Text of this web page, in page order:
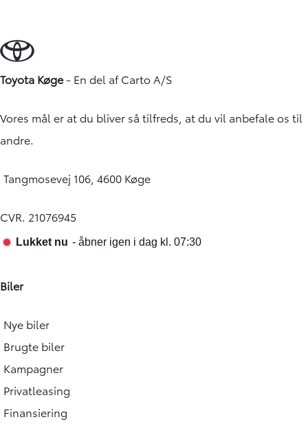
Toyota Køge- En del afCarto A/S
Vores mål er at du bliver så tilfreds, at du vil anbefale os til
andre.
Tangmosevej 106, 4600 Køge
CVR. 21076945
Biler
Nye biler
Brugte biler
Kampagner
Privatleasing
Finansiering